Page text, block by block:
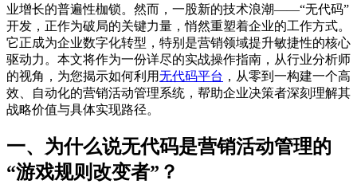
业增长的普遍性枷锁。然而，一股新的技术浪潮——“无代码”
开发，正作为破局的关键力量，悄然重塑着企业的工作方式。
它正成为企业数字化转型，特别是营销领域提升敏捷性的核心
驱动力。本文将作为一份详尽的实战操作指南，从行业分析师
的视角，为您揭示如何利用无代码平台 ，从零到一构建一个高
效、自动化的营销活动管理系统，帮助企业决策者深刻理解其
战略价值与具体实现路径。
一、为什么说无代码是营销活动管理的
“游戏规则改变者”？